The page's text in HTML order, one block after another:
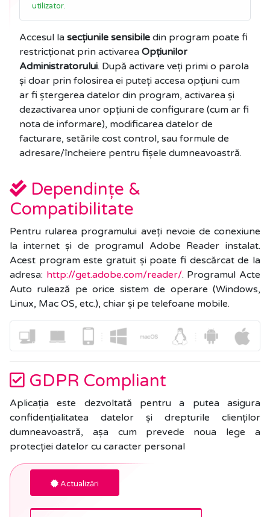
utilizator.
Accesul la secțiunile sensibile din program poate fi
restricționat prin activarea Opțiunilor
Administratorului. După activare veți primi o parola
și doar prin folosirea ei puteți accesa opțiuni cum
ar fi ștergerea datelor din program, activarea și
dezactivarea unor opțiuni de configurare (cum ar fi
nota de informare), modificarea datelor de
facturare, setările cost control, sau formule de
adresare/încheiere pentru fișele dumneavoastră.
Dependințe &
Compatibilitate
Pentru rularea programului aveți nevoie de conexiune
la internet și de programul Adobe Reader instalat.
Acest program este gratuit și poate fi descărcat de la
adresa: http://get.adobe.com/reader/. Programul Acte
Auto rulează pe orice sistem de operare (Windows,
Linux, Mac OS, etc.), chiar și pe telefoane mobile.
GDPR Compliant
Aplicația este dezvoltată pentru a putea asigura
confidențialitatea datelor și drepturile clienților
dumneavoastră, așa cum prevede noua lege a
protecției datelor cu caracter personal
Actualizări